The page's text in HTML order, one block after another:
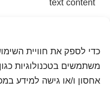
כדי לספק את חוויית
אחסון ו/או גישה למידע
text content